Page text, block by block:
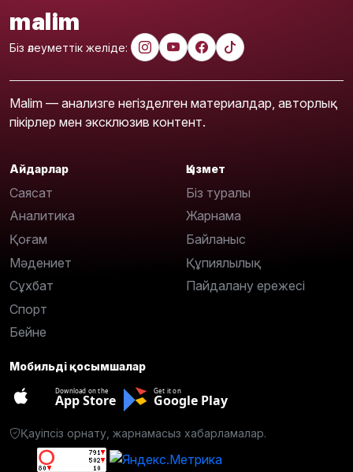
malim
Біз әлеуметтік желіде:
Malim — анализге негізделген материалдар, авторлық
пікірлер мен эксклюзив контент.
Айдарлар
Саясат
Аналитика
Қоғам
Мәдениет
Сұхбат
Спорт
Бейне
Қызмет
Біз туралы
Жарнама
Байланыс
Құпиялылық
Пайдалану ережесі
Мобильді қосымшалар
Download on the
App Store
Get it on
Google Play
Қауіпсіз орнату, жарнамасыз хабарламалар.